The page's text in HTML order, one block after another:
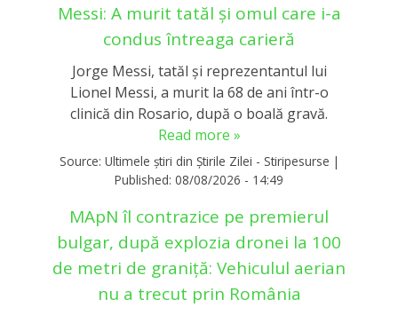
Messi: A murit tatăl și omul care i-a
condus întreaga carieră
Jorge Messi, tatăl și reprezentantul lui
Lionel Messi, a murit la 68 de ani într-o
clinică din Rosario, după o boală gravă.
Read more »
Source: Ultimele știri din Știrile Zilei - Stiripesurse |
Published: 08/08/2026 - 14:49
MApN îl contrazice pe premierul
bulgar, după explozia dronei la 100
de metri de graniță: Vehiculul aerian
nu a trecut prin România